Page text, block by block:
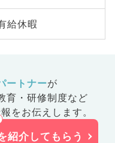
給休暇
ートナーが
育・研修制度など
をお伝えします。
紹介してもらう